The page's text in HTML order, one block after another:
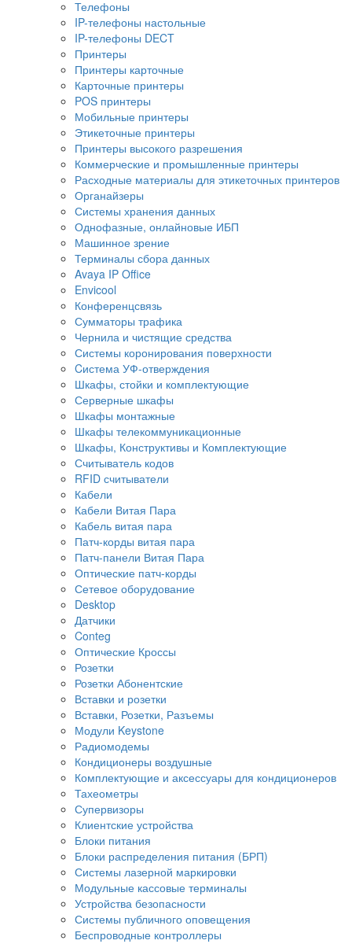
Телефоны
IP-телефоны настольные
IP-телефоны DECT
Принтеры
Принтеры карточные
Карточные принтеры
POS принтеры
Мобильные принтеры
Этикеточные принтеры
Принтеры высокого разрешения
Коммерческие и промышленные принтеры
Расходные материалы для этикеточных принтеров
Органайзеры
Системы хранения данных
Однофазные, онлайновые ИБП
Машинное зрение
Терминалы сбора данных
Avaya IP Office
Envicool
Конференцсвязь
Сумматоры трафика
Чернила и чистящие средства
Системы коронирования поверхности
Cистема УФ-отверждения
Шкафы, стойки и комплектующие
Серверные шкафы
Шкафы монтажные
Шкафы телекоммуникационные
Шкафы, Конструктивы и Комплектующие
Считыватель кодов
RFID считыватели
Кабели
Кабели Витая Пара
Кабель витая пара
Патч-корды витая пара
Патч-панели Витая Пара
Оптические патч-корды
Сетевое оборудование
Desktop
Датчики
Conteg
Оптические Кроссы
Розетки
Розетки Абонентские
Вставки и розетки
Вставки, Розетки, Разъемы
Модули Keystone
Радиомодемы
Кондиционеры воздушные
Комплектующие и аксессуары для кондиционеров
Тахеометры
Супервизоры
Клиентские устройства
Блоки питания
Блоки распределения питания (БРП)
Системы лазерной маркировки
Модульные кассовые терминалы
Устройства безопасности
Системы публичного оповещения
Беспроводные контроллеры